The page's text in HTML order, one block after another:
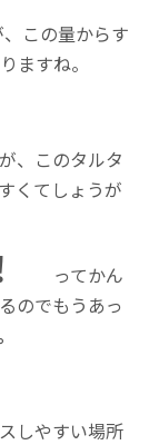
この量からす
ますね。
、このタルタ
くてしょうが
ってかん
のでもうあっ
しやすい場所